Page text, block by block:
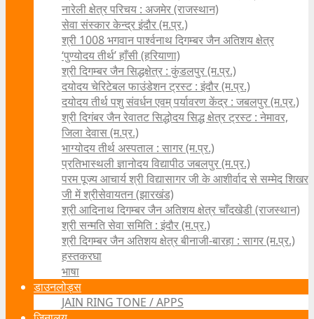
नारेली क्षेत्र परिचय : अजमेर (राजस्थान)
सेवा संस्कार केन्द्र इंदौर (म.प्र.)
श्री 1008 भगवान पार्श्वनाथ दिगम्बर जैन अतिशय क्षे‍त्र
‘पुण्योदय तीर्थ’ हाँसी (हरियाणा)
श्री दिगम्बर जैन सिद्धक्षेत्र : कुंडलपुर (म.प्र.)
दयोदय चेरिटेबल फाउंडेशन ट्रस्ट : इंदौर (म.प्र.)
दयोदय तीर्थ पशु संवर्धन एवम्‌ पर्यावरण केंद्र : जबलपुर (म.प्र.)
श्री दिगंबर जैन रेवातट सिद्धोदय सिद्ध क्षेत्र ट्रस्ट : नेमावर,
जिला देवास (म.प्र.)
भाग्योदय तीर्थ अस्पताल : सागर (म.प्र.)
प्रतिभास्थली ज्ञानोदय विद्यापीठ जबलपुर (म.प्र.)
परम पूज्य आचार्य श्री विद्यासागर जी के आशीर्वाद से सम्मेद शिखर
जी में श्रीसेवायतन (झारखंड)
श्री आदिनाथ दिगम्बर जैन अतिशय क्षेत्र चाँदखेडी (राजस्थान)
श्री सन्मति सेवा समिति : इंदौर (म.प्र.)
श्री दिगम्बर जैन अतिशय क्षेत्र बीनाजी-बारहा : सागर (म.प्र.)
हस्तकरघा
भाषा
डाउनलोड्स
JAIN RING TONE / APPS